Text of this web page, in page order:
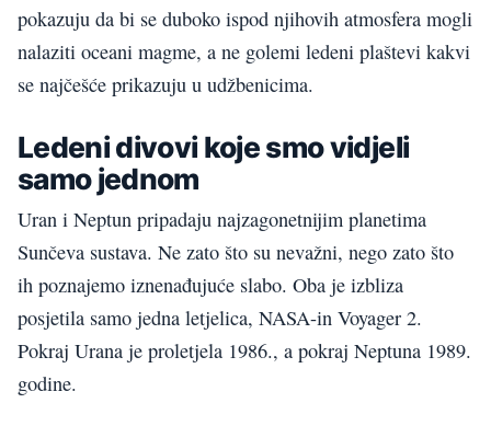
pokazuju da bi se duboko ispod njihovih atmosfera mogli
nalaziti oceani magme, a ne golemi ledeni plaštevi kakvi
se najčešće prikazuju u udžbenicima.
Ledeni divovi koje smo vidjeli
samo jednom
Uran i Neptun pripadaju najzagonetnijim planetima
Sunčeva sustava. Ne zato što su nevažni, nego zato što
ih poznajemo iznenađujuće slabo. Oba je izbliza
posjetila samo jedna letjelica, NASA-in Voyager 2.
Pokraj Urana je proletjela 1986., a pokraj Neptuna 1989.
godine.